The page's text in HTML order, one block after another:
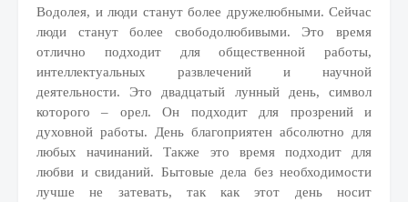
Водолея, и люди станут более дружелюбными. Сейчас
люди станут более свободолюбивыми. Это время
отлично подходит для общественной работы,
интеллектуальных развлечений и научной
деятельности. Это двадцатый лунный день, символ
которого – орел. Он подходит для прозрений и
духовной работы. День благоприятен абсолютно для
любых начинаний. Также это время подходит для
любви и свиданий. Бытовые дела без необходимости
лучше не затевать, так как этот день носит